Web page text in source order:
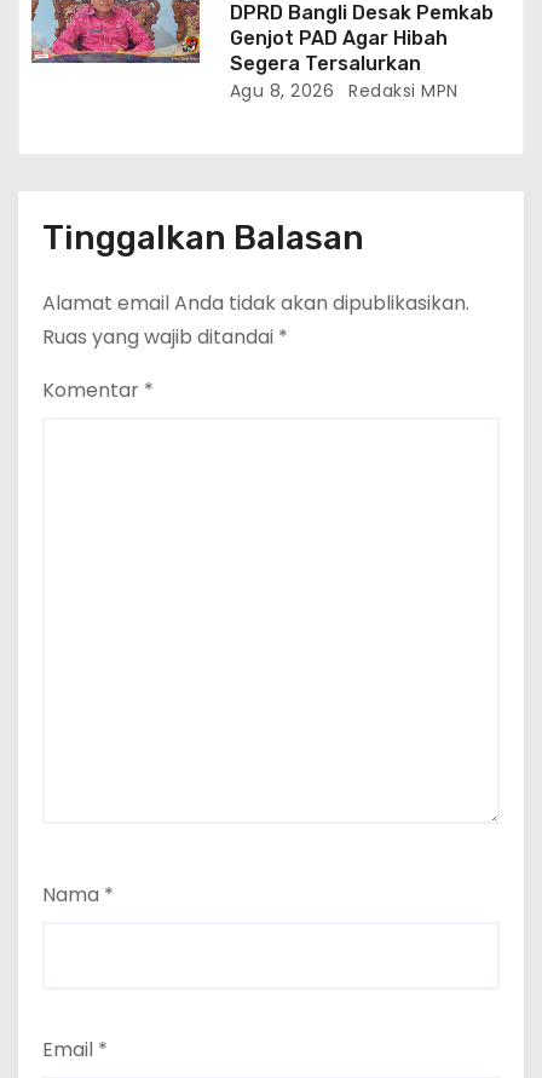
DPRD Bangli Desak Pemkab
Genjot PAD Agar Hibah
Segera Tersalurkan
Agu 8, 2026 Redaksi MPN
Tinggalkan Balasan
Alamat email Anda tidak akan dipublikasikan.
Ruas yang wajib ditandai *
Komentar *
Nama *
Email *